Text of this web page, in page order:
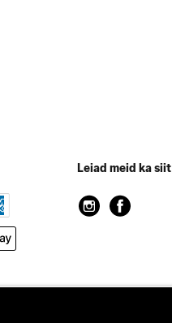
Leiad meid ka siit